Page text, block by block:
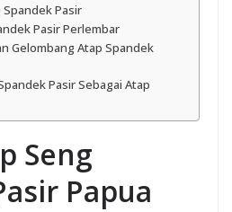
Pasir
Pasir Perlembar
Gelombang Atap Spandek
Pasir Sebagai Atap
Seng
Papua